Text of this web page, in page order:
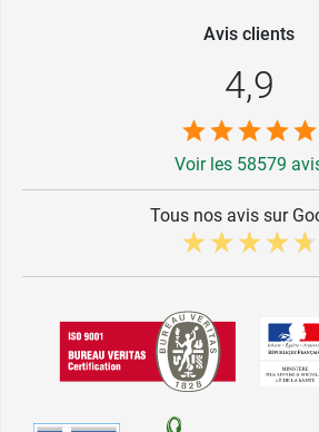
Avis clients
4,9
Voir les 58579
Tous nos avis sur